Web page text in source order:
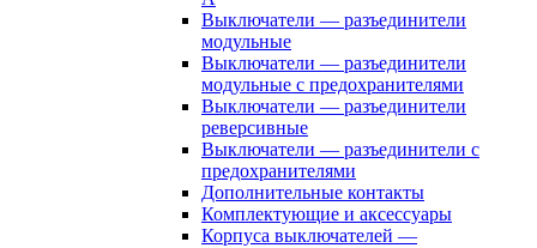
Выключатели — разъединители
модульные
Выключатели — разъединители
модульные с предохранителями
Выключатели — разъединители
реверсивные
Выключатели — разъединители с
предохранителями
Дополнительные контакты
Комплектующие и аксессуары
Корпуса выключателей —